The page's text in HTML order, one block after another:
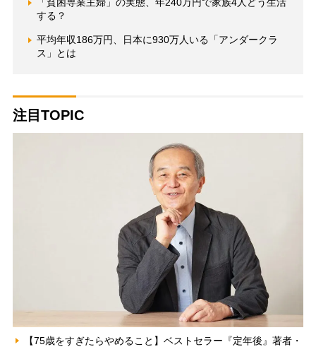
する？
平均年収186万円、日本に930万人いる「アンダークラ
ス」とは
注目TOPIC
【75歳をすぎたらやめること】ベストセラー『定年後』著者・